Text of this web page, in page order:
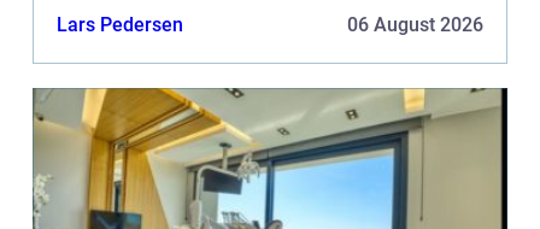
Senere kan man skifte stenen ud med...
Lars Pedersen 06 August 2026